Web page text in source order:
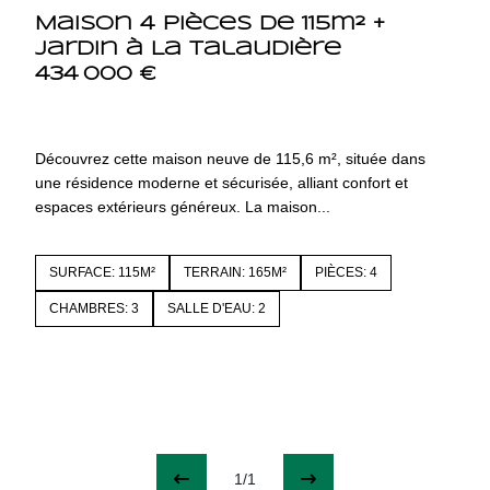
Maison 4 pièces de 115m² +
jardin à La Talaudière
434 000 €
Découvrez cette maison neuve de 115,6 m², située dans
une résidence moderne et sécurisée, alliant confort et
espaces extérieurs généreux. La maison...
SURFACE: 115M² TERRAIN: 165M² PIÈCES: 4
CHAMBRES: 3 SALLE D'EAU: 2
1/1